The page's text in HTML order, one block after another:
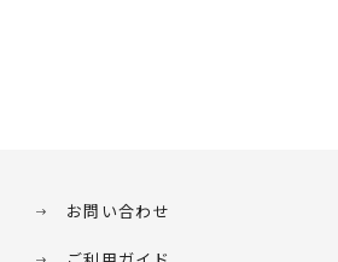
お問い合わせ